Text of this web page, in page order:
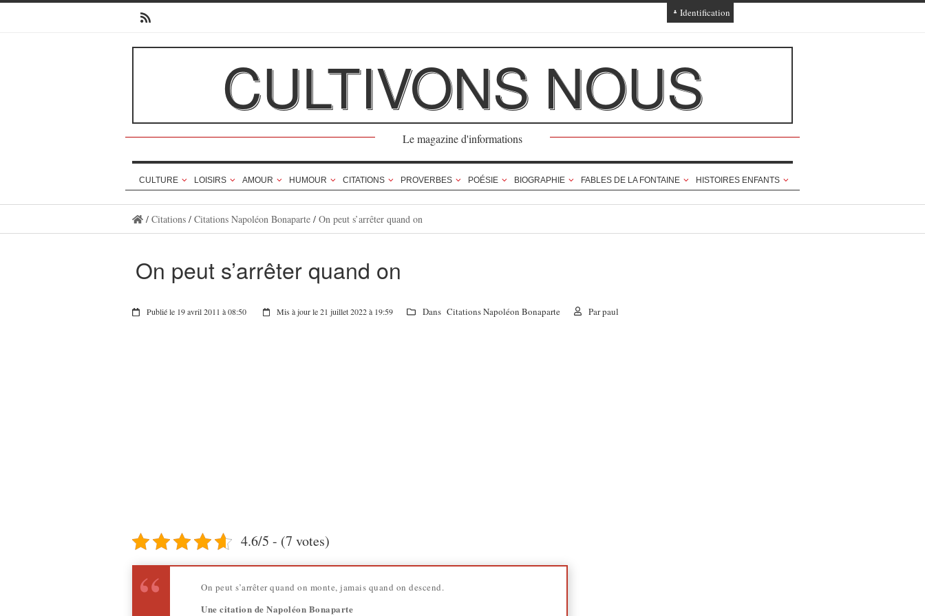
Identification
Ajout texte ou poème
CULTIVONS NOUS
Le magazine d'informations
CULTURE LOISIRS AMOUR HUMOUR CITATIONS PROVERBES POÉSIE BIOGRAPHIE FABLES DE LA FONTAINE HISTOIRES ENFANTS
/ Citations/ Citations Napoléon Bonaparte/ On peut s’arrêter quand on
On peut s’arrêter quand on
Publié le 19 avril 2011 à 08:50 Mis à jour le 21 juillet 2022 à 19:59 Dans Citations Napoléon Bonaparte Parpaul
4.6/5 - (7 votes)
On peut s’arrêter quand on monte, jamais quand on descend.
Une citation de Napoléon Bonaparte